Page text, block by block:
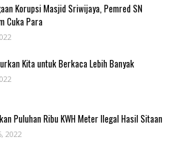
Korupsi Masjid Sriwijaya, Pemred SN
Cuka Para
Kita untuk Berkaca Lebih Banyak
Puluhan Ribu KWH Meter Ilegal Hasil Sitaan
2022